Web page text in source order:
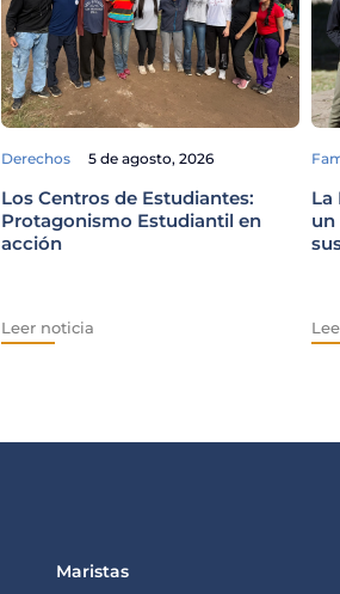
Derechos 5 de agosto, 2026
Los Centros de Estudiantes:
Protagonismo Estudiantil en
acción
Leer noticia
La
un
Maristas